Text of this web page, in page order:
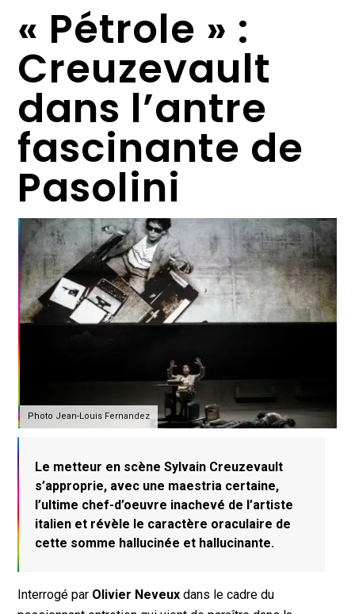
« Pétrole » :
Creuzevault
dans l’antre
fascinante de
Pasolini
Photo Jean-Louis Fernandez
Le metteur en scène Sylvain Creuzevault
s’approprie, avec une maestria certaine,
l’ultime chef-d’oeuvre inachevé de l’artiste
italien et révèle le caractère oraculaire de
cette somme hallucinée et hallucinante.
Interrogé par Olivier Neveux dans le cadre du